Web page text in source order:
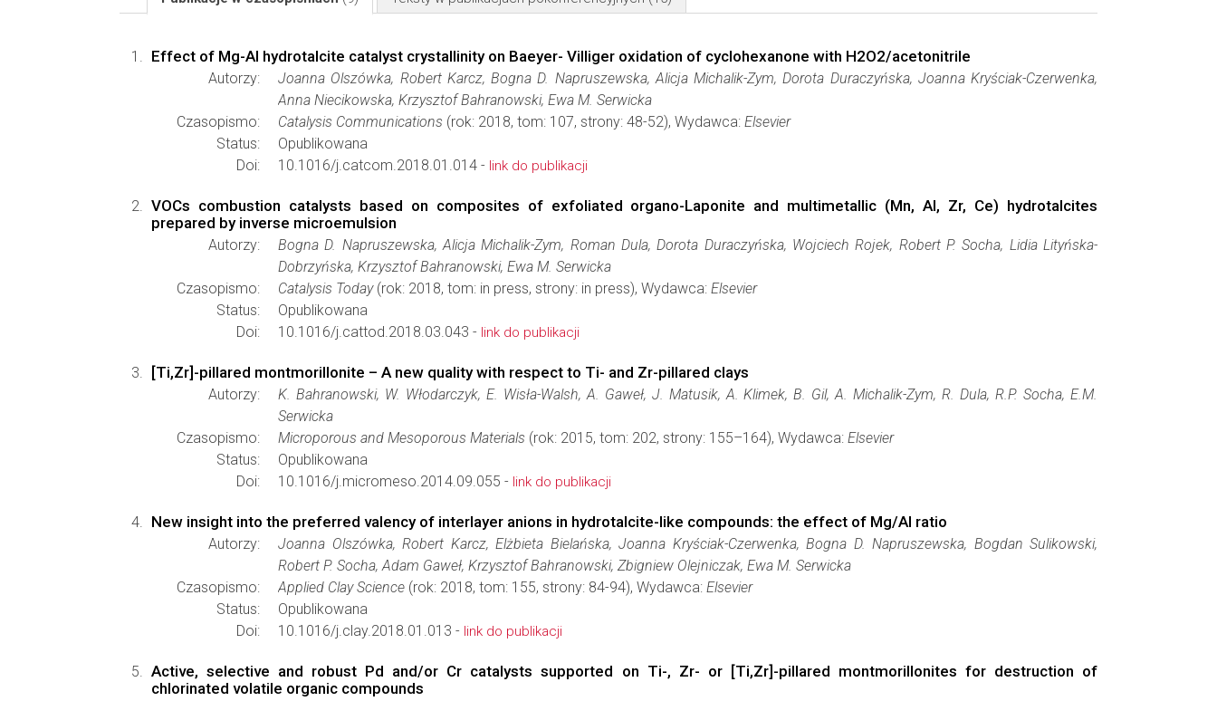
Effect of Mg-Al hydrotalcite catalyst crystallinity on Baeyer- Villiger oxidation of cyclohexanone with H2O2/acetonitrile
Autorzy:
Joanna Olszówka, Robert Karcz, Bogna D. Napruszewska, Alicja Michalik-Zym, Dorota Duraczyńska, Joanna Kryściak-Czerwenka,
Anna Niecikowska, Krzysztof Bahranowski, Ewa M. Serwicka
Czasopismo:
Catalysis Communications (rok: 2018, tom: 107, strony: 48-52), Wydawca: Elsevier
Status:
Opublikowana
Doi:
10.1016/j.catcom.2018.01.014 - link do publikacji
VOCs combustion catalysts based on composites of exfoliated organo-Laponite and multimetallic (Mn, Al, Zr, Ce) hydrotalcites
prepared by inverse microemulsion
Autorzy:
Bogna D. Napruszewska, Alicja Michalik-Zym, Roman Dula, Dorota Duraczyńska, Wojciech Rojek, Robert P. Socha, Lidia Lityńska-
Dobrzyńska, Krzysztof Bahranowski, Ewa M. Serwicka
Czasopismo:
Catalysis Today(rok: 2018, tom: in press, strony: in press), Wydawca: Elsevier
Status:
Opublikowana
Doi:
10.1016/j.cattod.2018.03.043 - link do publikacji
[Ti,Zr]-pillared montmorillonite – A new quality with respect to Ti- and Zr-pillared clays
Autorzy:
K. Bahranowski, W. Włodarczyk, E. Wisła-Walsh, A. Gaweł, J. Matusik, A. Klimek, B. Gil, A. Michalik-Zym, R. Dula, R.P. Socha, E.M.
Serwicka
Czasopismo:
Microporous and Mesoporous Materials (rok: 2015, tom: 202, strony: 155–164), Wydawca: Elsevier
Status:
Opublikowana
Doi:
10.1016/j.micromeso.2014.09.055 - link do publikacji
New insight into the preferred valency of interlayer anions in hydrotalcite-like compounds: the effect of Mg/Al ratio
Autorzy:
Joanna Olszówka, Robert Karcz, Elżbieta Bielańska, Joanna Kryściak-Czerwenka, Bogna D. Napruszewska, Bogdan Sulikowski,
Robert P. Socha, Adam Gaweł, Krzysztof Bahranowski, Zbigniew Olejniczak, Ewa M. Serwicka
Czasopismo:
Applied Clay Science (rok: 2018, tom: 155, strony: 84-94), Wydawca: Elsevier
Status:
Opublikowana
Doi:
10.1016/j.clay.2018.01.013 - link do publikacji
Active, selective and robust Pd and/or Cr catalysts supported on Ti-, Zr- or [Ti,Zr]-pillared montmorillonites for destruction of
chlorinated volatile organic compounds